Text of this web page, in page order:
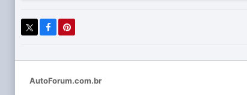
AutoForum.com.br